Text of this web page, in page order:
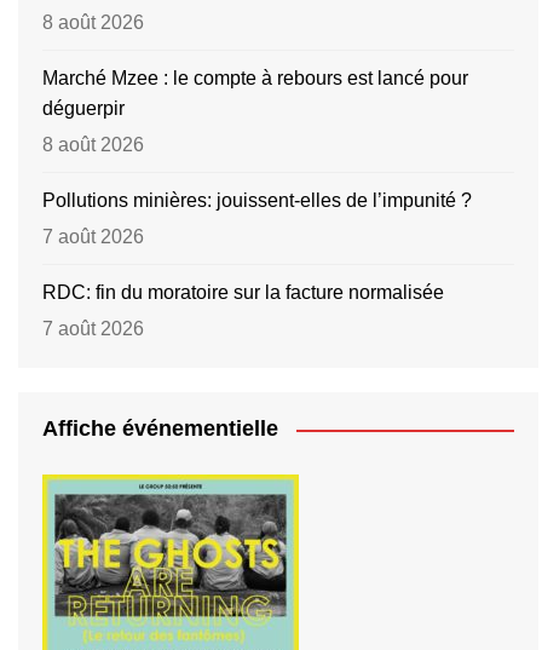
8 août 2026
Marché Mzee : le compte à rebours est lancé pour
déguerpir
8 août 2026
Pollutions minières: jouissent-elles de l’impunité ?
7 août 2026
RDC: fin du moratoire sur la facture normalisée
7 août 2026
Affiche événementielle